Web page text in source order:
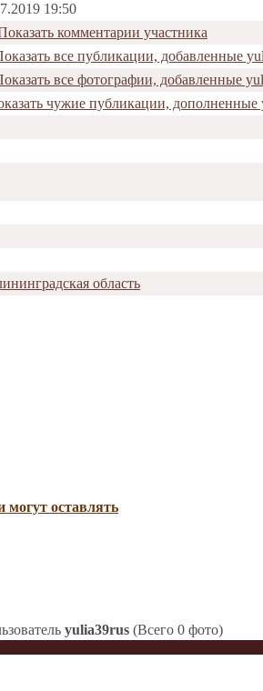
19:50
комментарии участника
все публикации, добавленные
все фотографии, добавленные
чужие публикации, дополненные
область
могут оставлять
yulia39rus (Всего 0 фото)